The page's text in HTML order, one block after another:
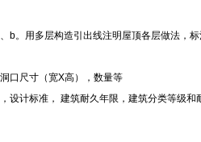
b。用多层构造引出线注明屋顶各层做法，
口尺寸（宽X高），数量等
设计标准， 建筑耐久年限，建筑分类等级